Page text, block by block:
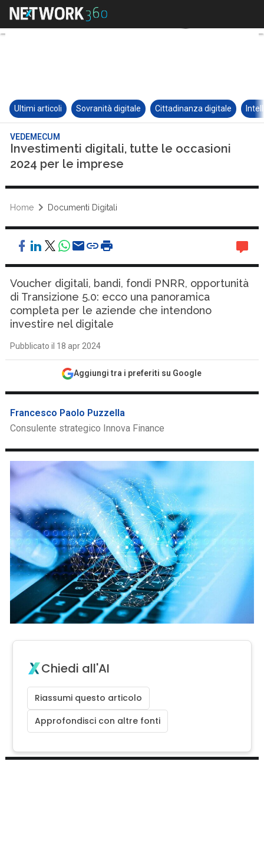
Ultimi articoli Sovranità digitale Cittadinanza digitale
VEDEMECUM
Investimenti digitali, tutte le occasioni
2024 per le imprese
Home Documenti Digitali
Voucher digitali, bandi, fondi PNRR, opportunità
di Transizione 5.0: ecco una panoramica
completa per le aziende che intendono
investire nel digitale
Pubblicato il 18 apr 2024
Aggiungi tra i preferiti su Google
Francesco Paolo Puzzella
Consulente strategico Innova Finance
Chiedi all'AI
Riassumi questo articolo
Approfondisci con altre fonti